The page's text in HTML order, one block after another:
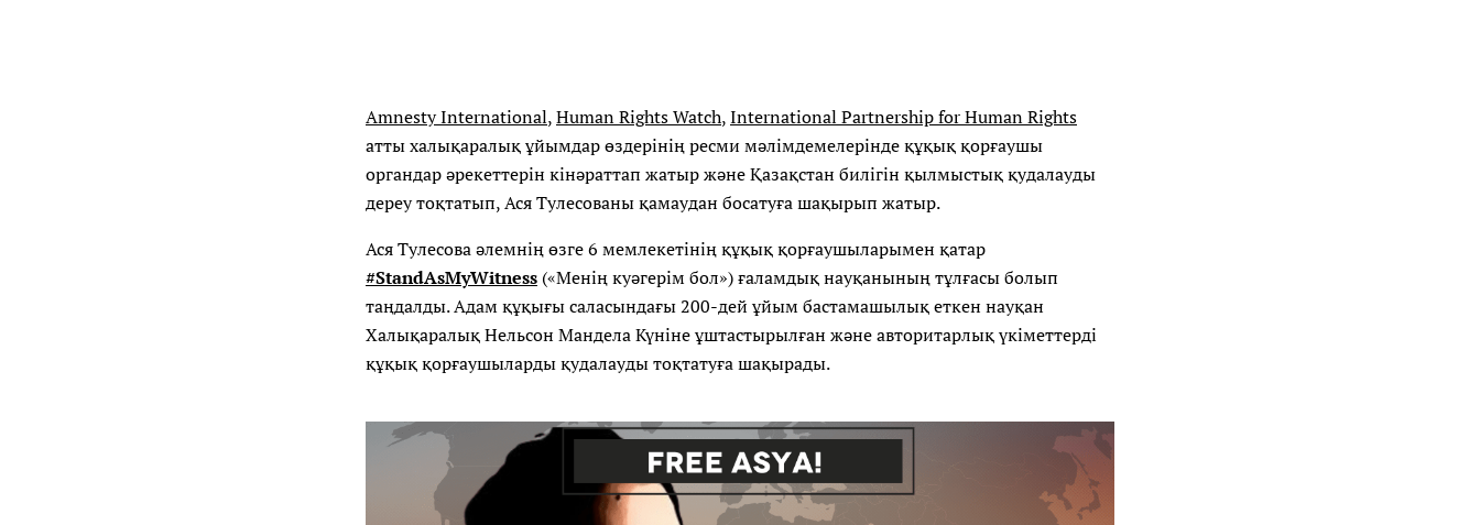
Amnesty International,Human Rights Watch,International Partnership for Human Rights
атты халықаралық ұйымдар өздерінің ресми мәлімдемелерінде құқық қорғаушы
органдар әрекеттерін кінәраттап жатыр және Қазақстан билігін қылмыстық қудалауды
дереу тоқтатып, Ася Тулесованы қамаудан босатуға шақырып жатыр.
Ася Тулесова әлемнің өзге 6 мемлекетінің құқық қорғаушыларымен қатар
#StandAsMyWitness («Менің куәгерім бол») ғаламдық науқанының тұлғасы болып
таңдалды. Адам құқығы саласындағы 200-дей ұйым бастамашылық еткен науқан
Халықаралық Нельсон Мандела Күніне ұштастырылған және авторитарлық үкіметтерді
құқық қорғаушыларды қудалауды тоқтатуға шақырады.